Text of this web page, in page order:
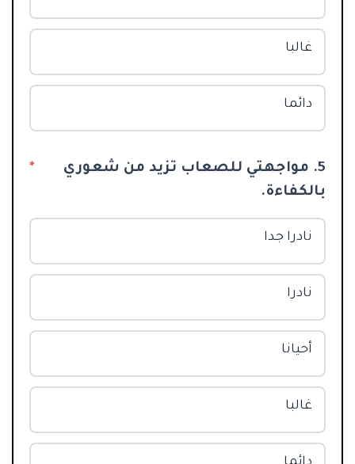
غالبا
دائما
5. مواجهتي للصعاب تزيد من شعوري
بالكفاءة.
*
نادرا جدا
نادرا
أحيانا
غالبا